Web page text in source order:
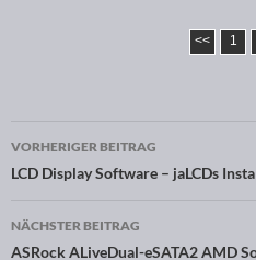
<< 1
Beitragsnavigation
VORHERIGER BEITRAG
LCD Display Software – jaLCDs
NÄCHSTER BEITRAG
ASRock ALiveDual-eSATA2 AMD